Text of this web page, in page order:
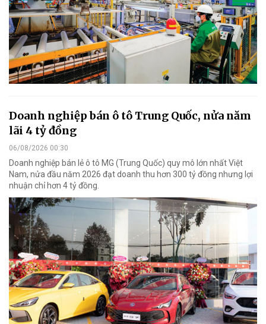
Doanh nghiệp bán ô tô Trung Quốc, nửa năm
lãi 4 tỷ đồng
06/08/2026 00:30
Doanh nghiệp bán lẻ ô tô MG (Trung Quốc) quy mô lớn nhất Việt
Nam, nửa đầu năm 2026 đạt doanh thu hơn 300 tỷ đồng nhưng lợi
nhuận chỉ hơn 4 tỷ đồng.